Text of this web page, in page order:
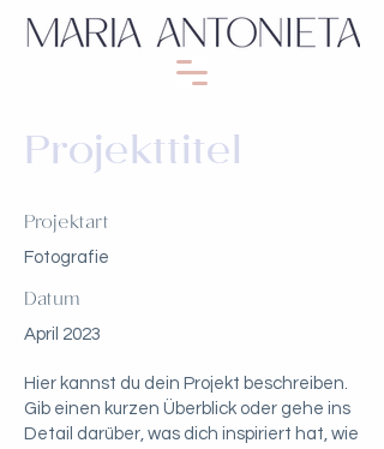
Projekttitel
Projektart
Fotografie
Datum
April 2023
Hier kannst du dein Projekt beschreiben.
Gib einen kurzen Überblick oder gehe ins
Detail darüber, was dich inspiriert hat, wie